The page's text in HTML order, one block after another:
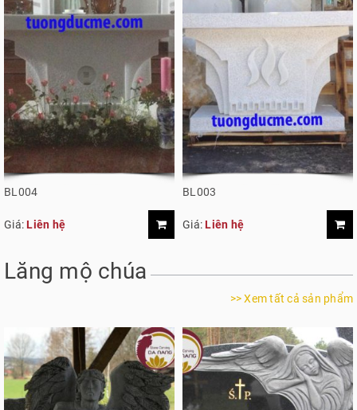
BL004
Giá:Liên hệ
BL003
Giá:Liên hệ
Lăng mộ chúa
>> Xem tất cả sản phẩm